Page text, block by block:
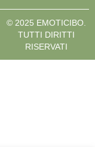
© 2025 EMOTICIBO.
TUTTI DIRITTI
RISERVATI